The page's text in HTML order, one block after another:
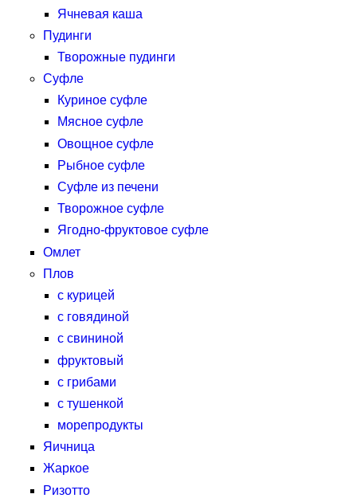
Ячневая каша
Пудинги
Творожные пудинги
Суфле
Куриное суфле
Мясное суфле
Овощное суфле
Рыбное суфле
Суфле из печени
Творожное суфле
Ягодно-фруктовое суфле
Омлет
Плов
с курицей
с говядиной
с свининой
фруктовый
с грибами
с тушенкой
морепродукты
Яичница
Жаркое
Ризотто